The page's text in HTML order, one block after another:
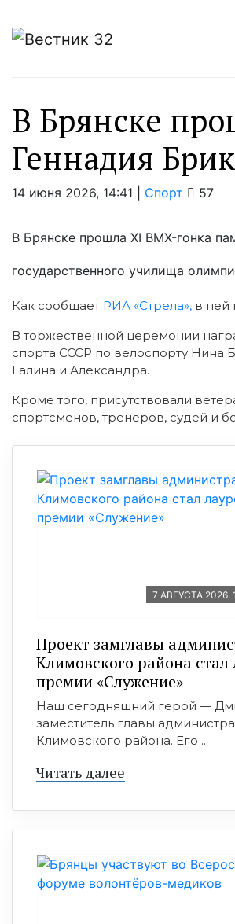
В Брянске
Геннадия
14 июня 2026, 14:41 | Спорт 57
В Брянске прошла ХI BMX-гонка
государственного училища
Как сообщает РИА «Стрела», в ней
В торжественной церемонии
спорта СССР по велоспорту Нина
Галина и Александра.
Кроме того, присутствовали
спортсменов, тренеров, судей и
7 АВГУСТА 2026,
Проект замглавы
Климовского района стал
премии «Служение»
Наш сегодняшний герой —
заместитель главы
Климовского района. Его ...
Читать далее